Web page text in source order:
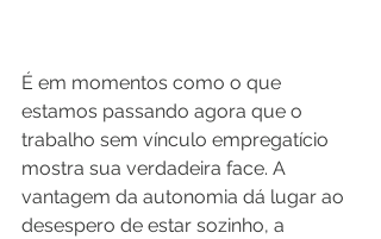
É em momentos como o que
estamos passando agora que o
trabalho sem vínculo empregatício
mostra sua verdadeira face. A
vantagem da autonomia dá lugar ao
desespero de estar sozinho, a